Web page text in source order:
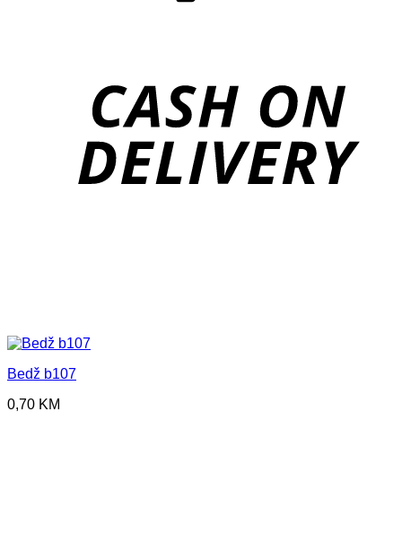
Bedž b107
0,70 KM